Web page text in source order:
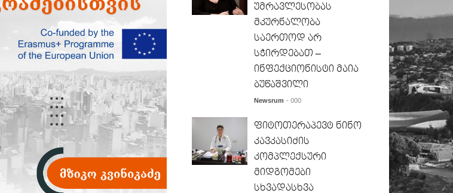
უმრავლესობას
მკურნალობა
საერთოდ არ
სჭირდებათ –
ინფექციონისტი მაია
ბუწაშვილი
Newsrum - 000
ფიტოთერაპევტ ნინო
კავკასიძის
კომპლექსური
მიდგომები
სხვადასხვა